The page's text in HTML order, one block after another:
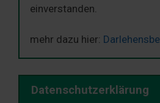
einverstanden.
mehr dazu hier:
Datenschutzerklärung